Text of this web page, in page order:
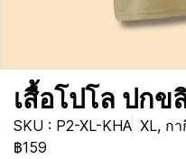
เสื้อโปโล ปกข
SKU : P2-XL-KHA XL, กา
฿159